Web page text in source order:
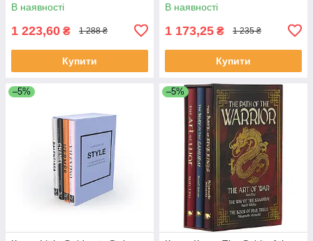
В наявності
1 223,60 ₴ 1 288 ₴
Купити
В наявності
1 173,25 ₴ 1 235 ₴
Купити
–5% –5%